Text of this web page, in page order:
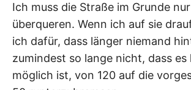
Ich muss die Straße im Grunde
überqueren. Wenn ich auf sie
ich dafür, dass länger niemand
zumindest so lange nicht, dass es
möglich ist, von 120 auf die